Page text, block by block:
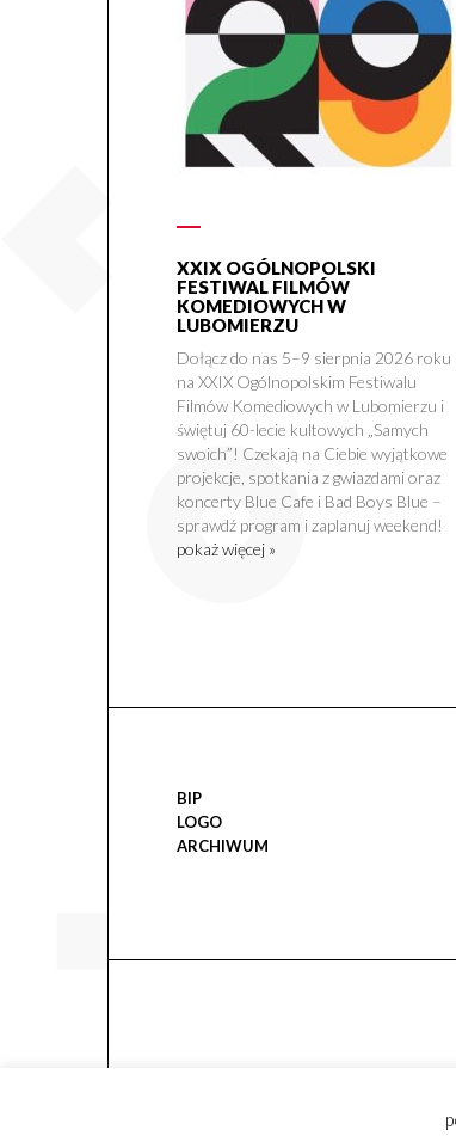
XXIX OGÓLNOPOLSKI
FESTIWAL FILMÓW
KOMEDIOWYCH W
LUBOMIERZU
Dołącz do nas 5–9 sierpnia 2026 roku
na XXIX Ogólnopolskim Festiwalu
Filmów Komediowych w Lubomierzu i
świętuj 60-lecie kultowych „Samych
swoich”! Czekają na Ciebie wyjątkowe
projekcje, spotkania z gwiazdami oraz
koncerty Blue Cafe i Bad Boys Blue –
sprawdź program i zaplanuj weekend!
pokaż więcej »
BIP
LOGO
ARCHIWUM